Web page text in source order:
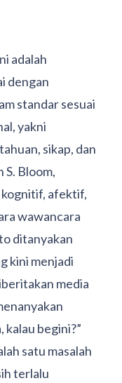
adalah
dengan
standar sesuai
yakni
sikap, dan
Bloom,
kognitif, afektif,
wawancara
ditanyakan
kini menjadi
media
kalau begini?”
satu masalah
terlalu